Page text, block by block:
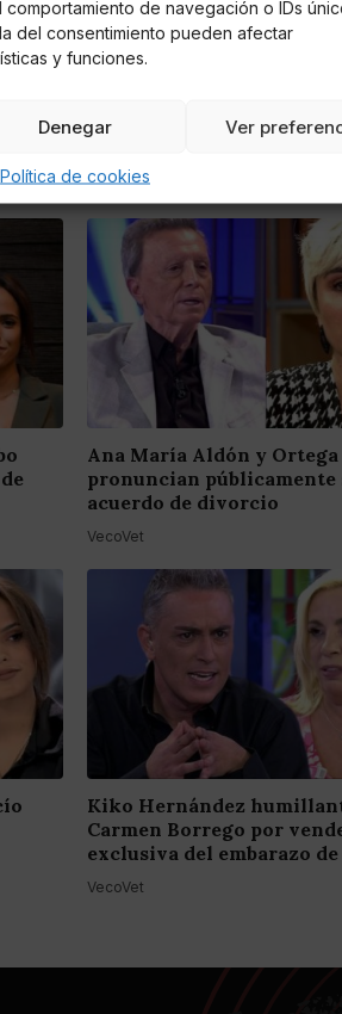
de navegación o IDs
del consentimiento pueden afectar
y funciones.
Denegar Ver
Política de cookies
Ana María Aldón y Ortega
pronuncian públicamente
acuerdo de divorcio
VecoVet
Kiko Hernández
Carmen Borrego por
exclusiva del embarazo
VecoVet